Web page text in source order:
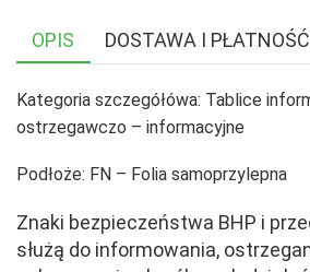
OPIS DOSTAWA I PŁATNOŚĆ
Kategoria szczegółówa: Tablice
ostrzegawczo – informacyjne
Podłoże: FN – Folia samoprzylepna
Znaki bezpieczeństwa BHP i
służą do informowania,